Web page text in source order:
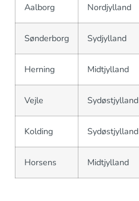
Aalborg Nordjylland
Sønderborg Sydjylland
Herning Midtjylland
Vejle Sydøstjylland
Kolding Sydøstjylland
Horsens Midtjylland